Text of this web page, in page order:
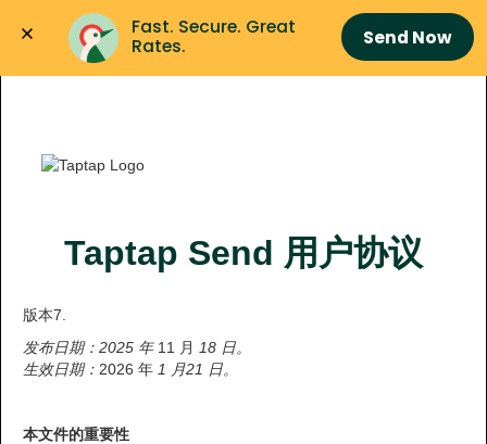
Fast. Secure. Great
Rates.
Send Now
Taptap Send 用户协议
版本7.
发布日期：2025 年11 月 18 日。
生效日期： 2026 年 1 月21 日。
本文件的重要性